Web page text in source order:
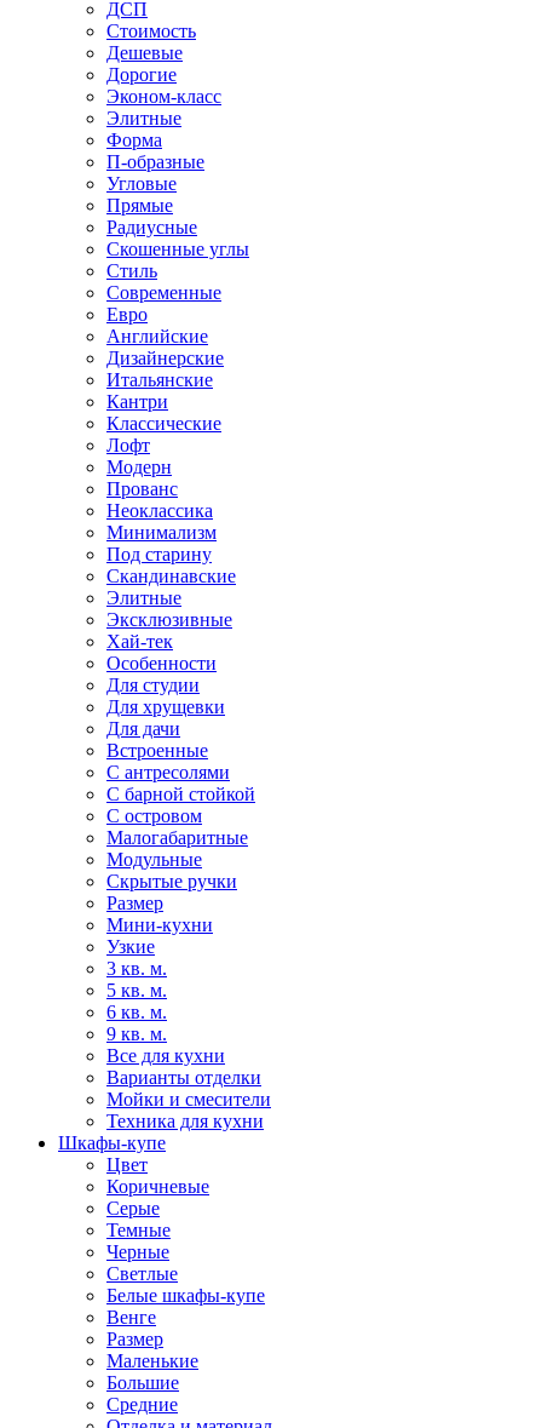
ДСП
Стоимость
Дешевые
Дорогие
Эконом-класс
Элитные
Форма
П-образные
Угловые
Прямые
Радиусные
Скошенные углы
Стиль
Современные
Евро
Английские
Дизайнерские
Итальянские
Кантри
Классические
Лофт
Модерн
Прованс
Неоклассика
Минимализм
Под старину
Скандинавские
Элитные
Эксклюзивные
Хай-тек
Особенности
Для студии
Для хрущевки
Для дачи
Встроенные
С антресолями
С барной стойкой
С островом
Малогабаритные
Модульные
Скрытые ручки
Размер
Мини-кухни
Узкие
3 кв. м.
5 кв. м.
6 кв. м.
9 кв. м.
Все для кухни
Варианты отделки
Мойки и смесители
Техника для кухни
Шкафы-купе
Цвет
Коричневые
Серые
Темные
Черные
Светлые
Белые шкафы-купе
Венге
Размер
Маленькие
Большие
Средние